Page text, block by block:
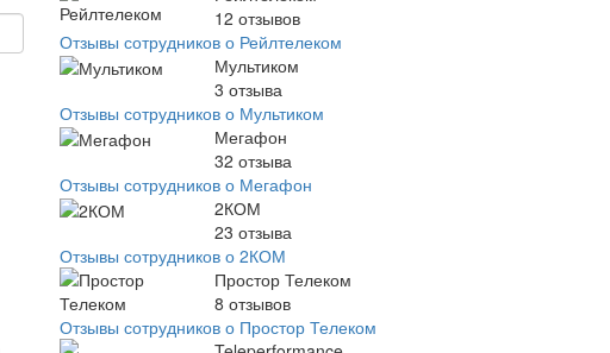
12 отзывов
Отзывы сотрудников о Рейлтелеком
Мультиком
3 отзыва
Отзывы сотрудников о Мультиком
Мегафон
32 отзыва
Отзывы сотрудников о Мегафон
2КОМ
23 отзыва
Отзывы сотрудников о 2КОМ
Простор Телеком
8 отзывов
Отзывы сотрудников о Простор Телеком